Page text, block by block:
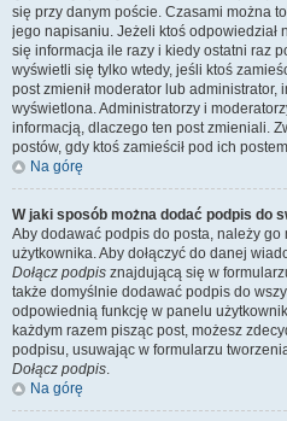
się przy danym poście. Czasami można
jego napisaniu. Jeżeli ktoś odpowiedział
się informacja ile razy i kiedy ostatni raz
wyświetli się tylko wtedy, jeśli ktoś
post zmienił moderator lub administrator,
wyświetlona. Administratorzy i
informacją, dlaczego ten post zmieniali.
postów, gdy ktoś zamieścił pod ich
Na górę
W jaki sposób można dodać podpis do
Aby dodawać podpis do posta, należy
użytkownika. Aby dołączyć do danej
Dołącz podpis znajdującą się w
także domyślnie dodawać podpis do
odpowiednią funkcję w panelu
każdym razem pisząc post, możesz
podpisu, usuwając w formularzu
Dołącz podpis.
Na górę